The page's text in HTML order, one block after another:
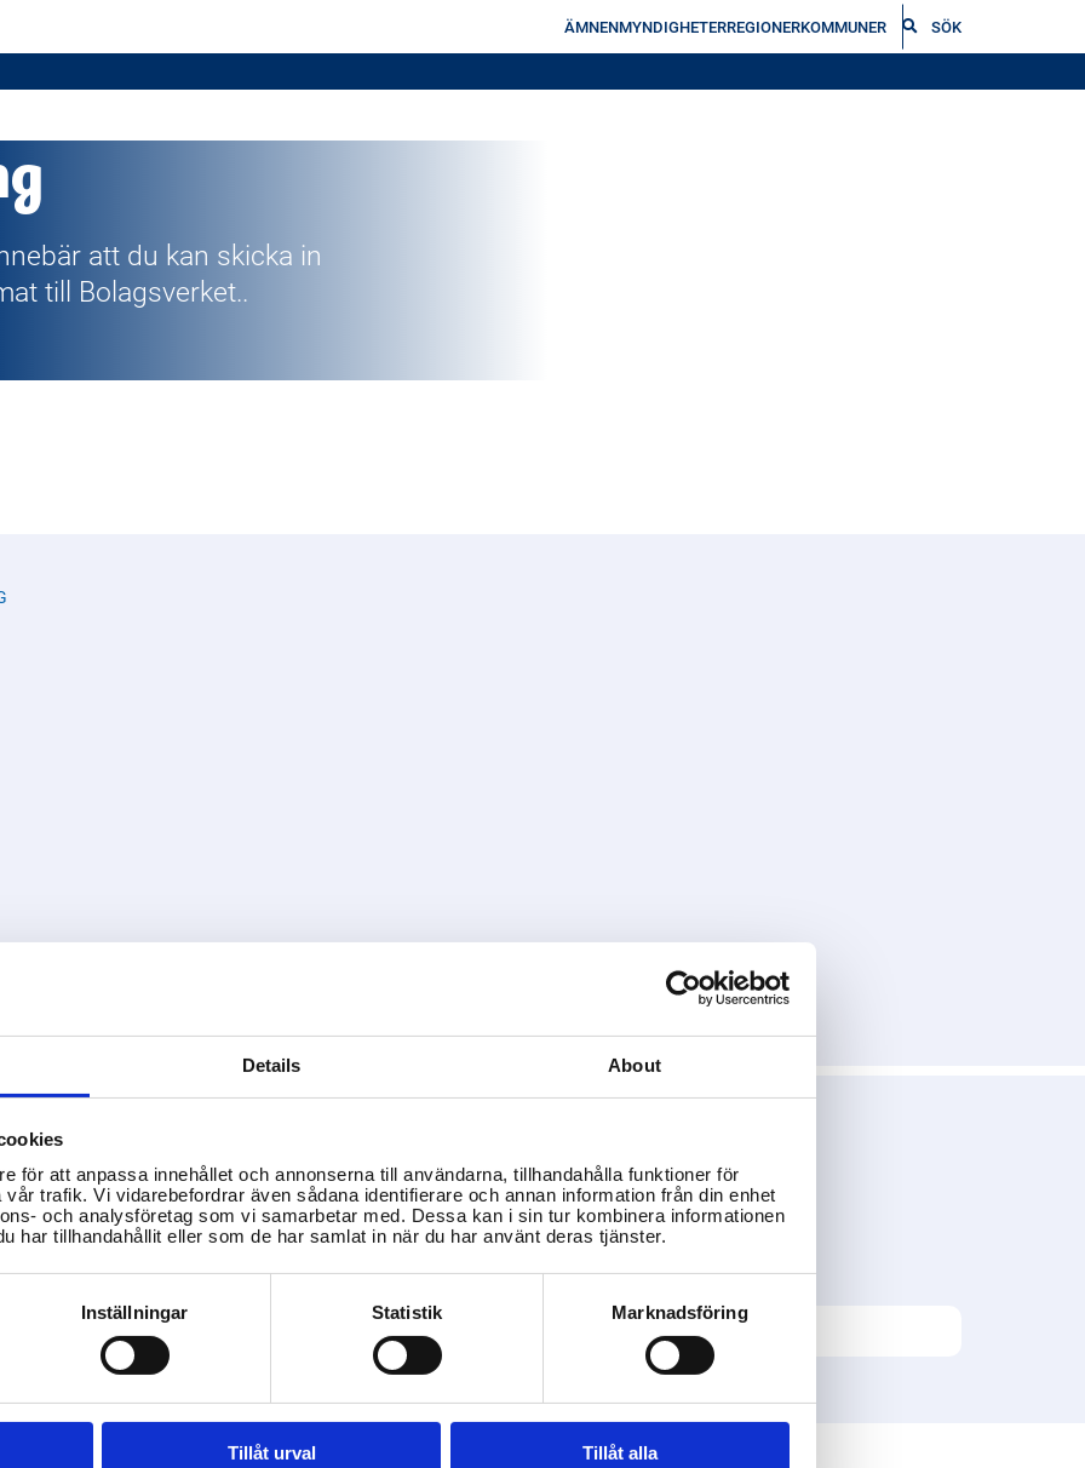
Details About
för att anpassa innehållet och annonserna till användarna, tillhandahålla funktioner för
trafik. Vi vidarebefordrar även sådana identifierare och annan information från din enhet
och analysföretag som vi samarbetar med. Dessa kan i sin tur kombinera informationen
har tillhandahållit eller som de har samlat in när du har använt deras tjänster.
Inställningar Statistik Marknadsföring
Tillåt urval Tillåt alla
ÄMNENMYNDIGHETERREGIONERKOMMUNER SÖK
att du kan skicka in
till Bolagsverket..
på din fråga